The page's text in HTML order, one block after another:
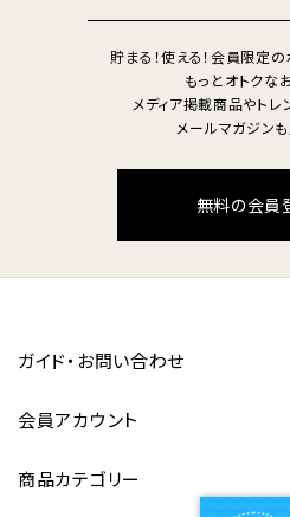
貯まる！使える！会員限定
もっとオトクな
メディア掲載商品やト
メールマガジンも
無料の会員
ガイド・お問い合わせ
会員アカウント
商品カテゴリー